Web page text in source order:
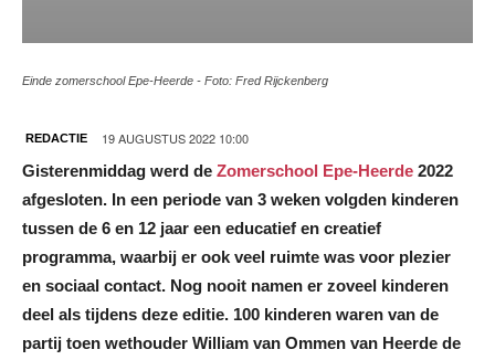
Einde zomerschool Epe-Heerde - Foto: Fred Rijckenberg
REDACTIE 19 AUGUSTUS 2022 10:00
Gisterenmiddag werd de Zomerschool Epe-Heerde 2022
afgesloten. In een periode van 3 weken volgden kinderen
tussen de 6 en 12 jaar een educatief en creatief
programma, waarbij er ook veel ruimte was voor plezier
en sociaal contact. Nog nooit namen er zoveel kinderen
deel als tijdens deze editie. 100 kinderen waren van de
partij toen wethouder William van Ommen van Heerde de